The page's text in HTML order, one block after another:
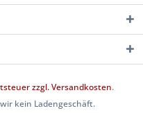
zzgl.Versandkosten.
kein Ladengeschäft.